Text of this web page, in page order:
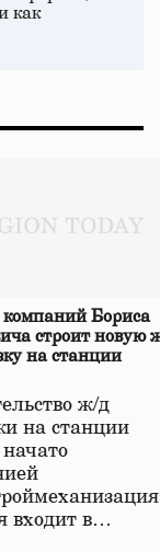
как
Бориса
строит новую
на станции
ж/д
на станции
входит в…